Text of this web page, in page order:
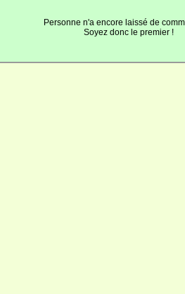
Personne n'a encore laissé de
Soyez donc le premier !